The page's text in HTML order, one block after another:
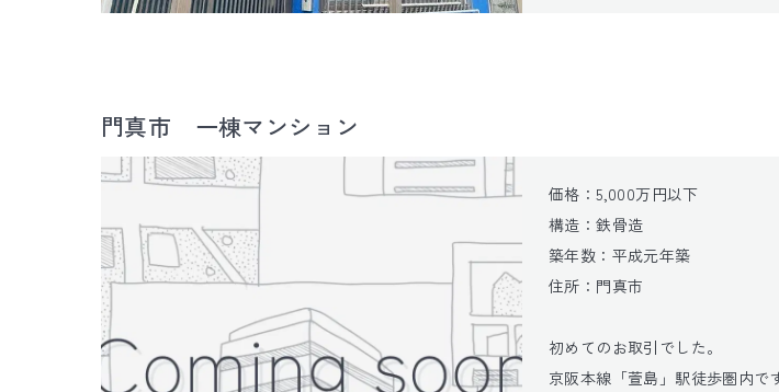
門真市 一棟マンション
価格：5,000万円以下
構造：鉄骨造
築年数：平成元年築
住所：門真市
初めてのお取引でした。
京阪本線「萱島」駅徒歩圏内で